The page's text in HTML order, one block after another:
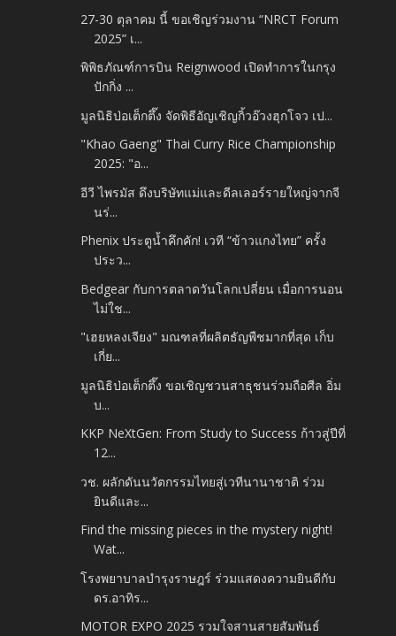
27-30 ตุลาคม นี้ ขอเชิญร่วมงาน “NRCT Forum
2025” เ...
พิพิธภัณฑ์การบิน Reignwood เปิดทำการในกรุง
ปักกิ่ง ...
มูลนิธิป่อเต็กตึ๊ง จัดพิธีอัญเชิญกิ้วอ๊วงฮุกโจว เป...
"Khao Gaeng" Thai Curry Rice Championship
2025: "อ...
อีวี ไพรมัส ดึงบริษัทแม่และดีลเลอร์รายใหญ่จากจี
นร่...
Phenix ประตูน้ำคึกคัก! เวที “ข้าวแกงไทย” ครั้ง
ประว...
Bedgear กับการตลาดวันโลกเปลี่ยน เมื่อการนอน
ไม่ใช...
"เฮยหลงเจียง" มณฑลที่ผลิตธัญพืชมากที่สุด เก็บ
เกี่ย...
มูลนิธิป่อเต็กตึ๊ง ขอเชิญชวนสาธุชนร่วมถือศีล อิ่ม
บ...
KKP NeXtGen: From Study to Success ก้าวสู่ปีที่
12...
วช. ผลักดันนวัตกรรมไทยสู่เวทีนานาชาติ ร่วม
ยินดีและ...
Find the missing pieces in the mystery night!
Wat...
โรงพยาบาลบำรุงราษฎร์ ร่วมแสดงความยินดีกับ
ดร.อาทิร...
MOTOR EXPO 2025 รวมใจสานสายสัมพันธ์